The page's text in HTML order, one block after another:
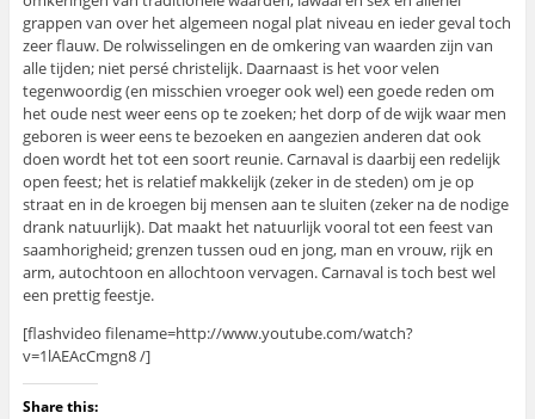
grappen van over het algemeen nogal plat niveau en ieder geval toch
zeer flauw. De rolwisselingen en de omkering van waarden zijn van
alle tijden; niet persé christelijk. Daarnaast is het voor velen
tegenwoordig (en misschien vroeger ook wel) een goede reden om
het oude nest weer eens op te zoeken; het dorp of de wijk waar men
geboren is weer eens te bezoeken en aangezien anderen dat ook
doen wordt het tot een soort reunie. Carnaval is daarbij een redelijk
open feest; het is relatief makkelijk (zeker in de steden) om je op
straat en in de kroegen bij mensen aan te sluiten (zeker na de nodige
drank natuurlijk). Dat maakt het natuurlijk vooral tot een feest van
saamhorigheid; grenzen tussen oud en jong, man en vrouw, rijk en
arm, autochtoon en allochtoon vervagen. Carnaval is toch best wel
een prettig feestje.
[flashvideo filename=http://www.youtube.com/watch?
v=1lAEAcCmgn8 /]
Share this: